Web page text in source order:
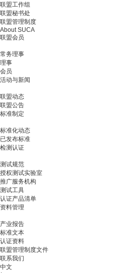
联盟工作组
联盟秘书处
联盟管理制度
About SUCA
联盟会员
常务理事
理事
会员
活动与新闻
联盟动态
联盟公告
标准制定
标准化动态
已发布标准
检测认证
测试规范
授权测试实验室
推广服务机构
测试工具
认证产品清单
资料管理
产业报告
标准文本
认证资料
联盟管理制度文件
联系我们
中文